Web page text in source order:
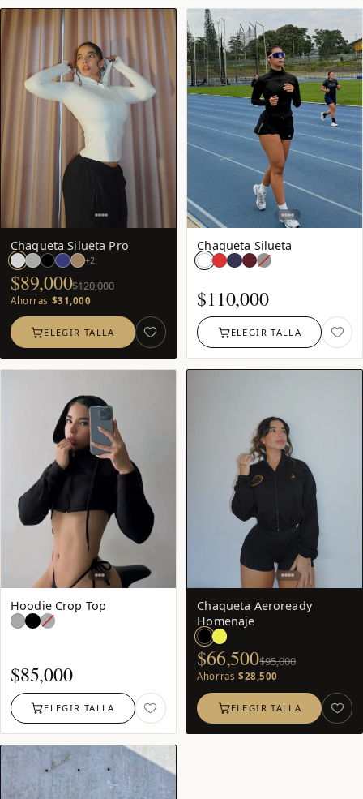
−26
Chaqueta Silueta Pro
+2
$89,000$120,000
Ahorras $31,000
ELEGIR TALLA
Chaqueta Silueta
Negro:
agotado
$110,000
ELEGIR TALLA
Hoodie Crop Top
Gris
Oscuro
AZUL
OSCURO:
$85,000
ELEGIR TALLA
−30
Chaqueta Aeroready
Homenaje
$66,500$95,000
Ahorras $28,500
ELEGIR TALLA